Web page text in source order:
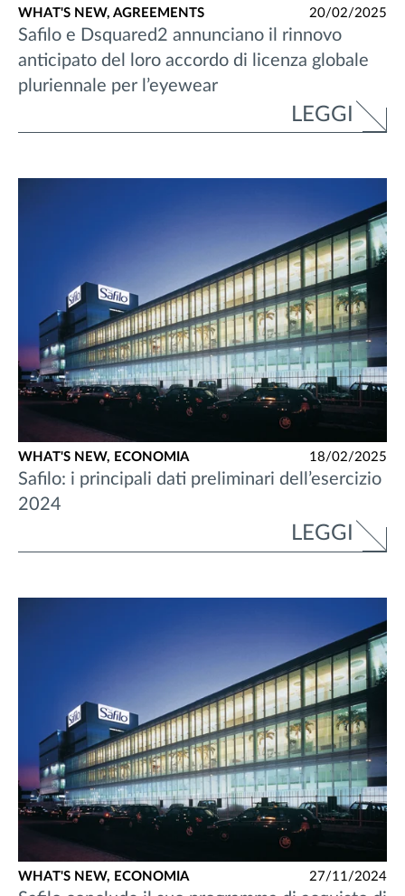
WHAT'S NEW, AGREEMENTS 20/02/2025
Safilo e Dsquared2 annunciano il rinnovo
anticipato del loro accordo di licenza globale
pluriennale per l’eyewear
LEGGI
WHAT'S NEW, ECONOMIA 18/02/2025
Safilo: i principali dati preliminari dell’esercizio
2024
LEGGI
WHAT'S NEW, ECONOMIA 27/11/2024